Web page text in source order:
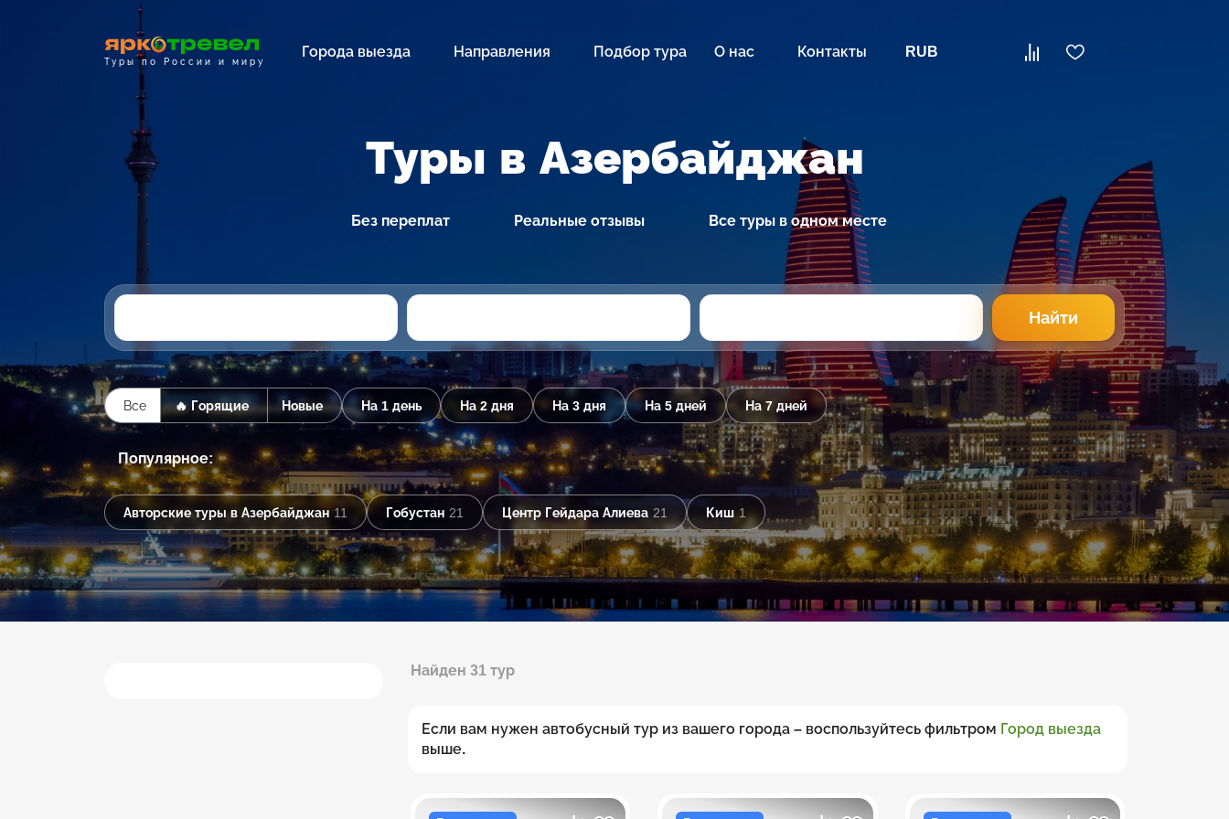
Туры по России и миру
Города выезда Направления Подбор тура О нас Контакты RUB
Туры в Азербайджан
Без переплат Реальные отзывы Все туры в одном месте
Найти
Все 🔥 Горящие Новые На 1 день На 2 дня На 3 дня На 5 дней На 7 дней
Популярное:
Авторские туры в Азербайджан 11 Гобустан 21 Центр Гейдара Алиева 21 Киш 1
Найден 31 тур
Если вам нужен автобусный тур из вашего города – воспользуйтесь фильтром Город выезда
выше.